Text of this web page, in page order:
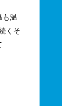
も温
くそ